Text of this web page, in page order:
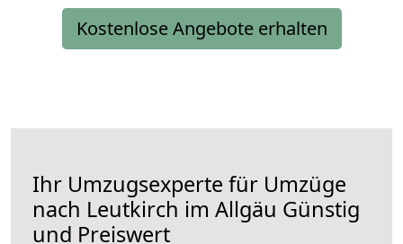
Kostenlose Angebote erhalten
Ihr Umzugsexperte für Umzüge
nach Leutkirch im Allgäu Günstig
und Preiswert